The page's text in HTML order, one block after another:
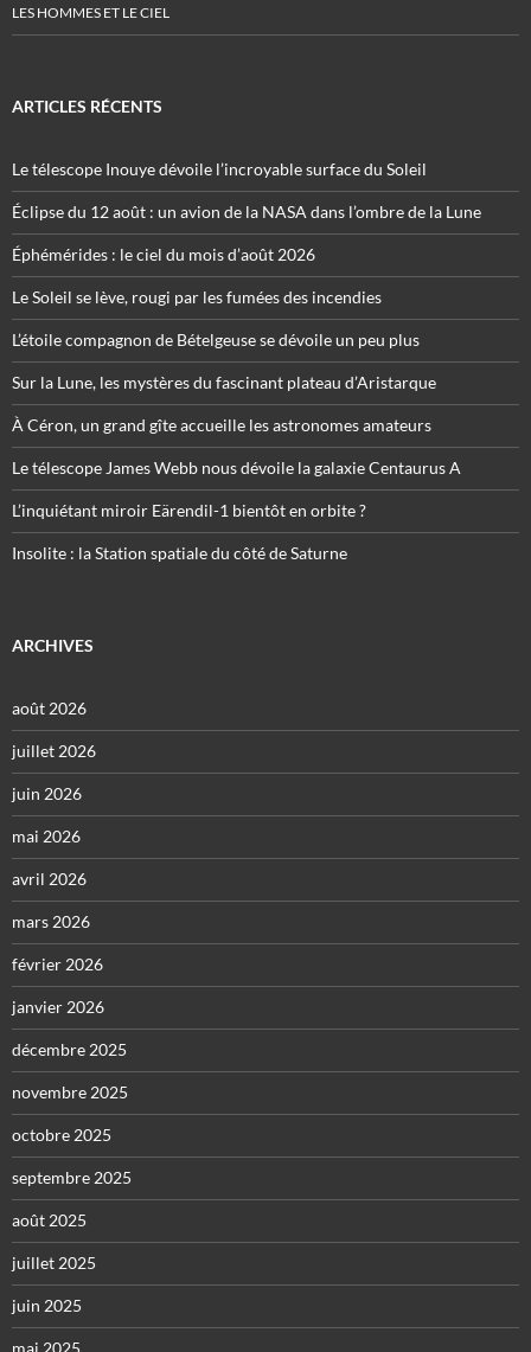
LES HOMMES ET LE CIEL
ARTICLES RÉCENTS
Le télescope Inouye dévoile l’incroyable surface du Soleil
Éclipse du 12 août : un avion de la NASA dans l’ombre de la Lune
Éphémérides : le ciel du mois d’août 2026
Le Soleil se lève, rougi par les fumées des incendies
L’étoile compagnon de Bételgeuse se dévoile un peu plus
Sur la Lune, les mystères du fascinant plateau d’Aristarque
À Céron, un grand gîte accueille les astronomes amateurs
Le télescope James Webb nous dévoile la galaxie Centaurus A
L’inquiétant miroir Eärendil-1 bientôt en orbite ?
Insolite : la Station spatiale du côté de Saturne
ARCHIVES
août 2026
juillet 2026
juin 2026
mai 2026
avril 2026
mars 2026
février 2026
janvier 2026
décembre 2025
novembre 2025
octobre 2025
septembre 2025
août 2025
juillet 2025
juin 2025